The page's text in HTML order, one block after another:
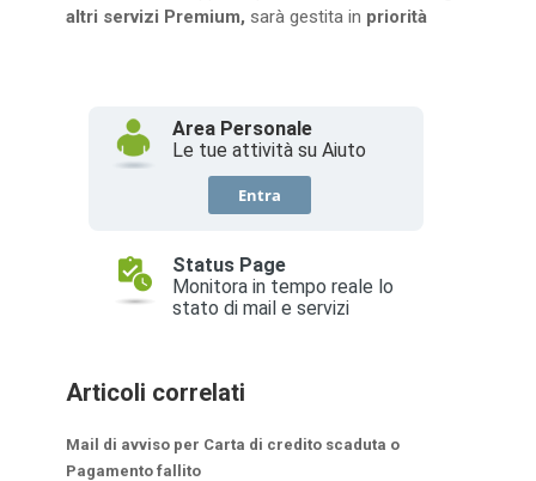
altri servizi Premium, sarà gestita in priorità
Articoli correlati
Mail di avviso per Carta di credito scaduta o
Pagamento fallito